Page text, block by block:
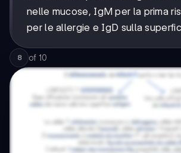
nelle mucose, IgM per la prima
per le allergie e IgD sulla
8 of 10